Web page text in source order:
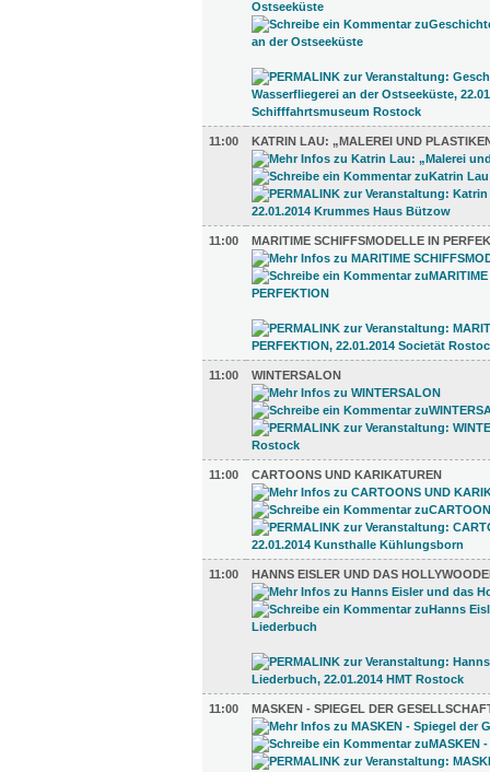
11:00 KATRIN LAU: „MALEREI UND
11:00 MARITIME SCHIFFSMODELLE IN
11:00 WINTERSALON
11:00 CARTOONS UND KARIKATUREN
11:00 HANNS EISLER UND DAS
11:00 MASKEN - SPIEGEL DER